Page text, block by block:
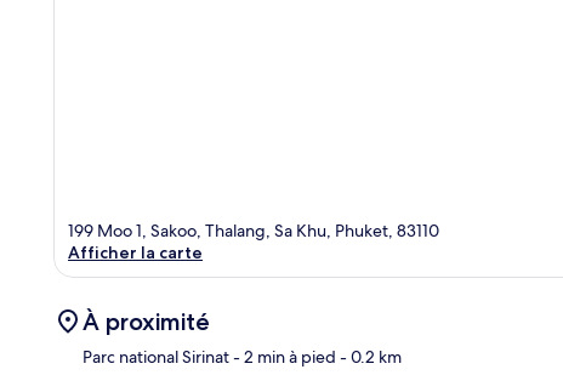
199 Moo 1, Sakoo, Thalang, Sa Khu, Phuket, 83110
Afficher la carte
À proximité
Parc national Sirinat- 2 min à pied - 0.2 km